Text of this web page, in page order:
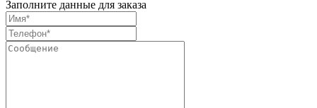
Заполните данные для заказа